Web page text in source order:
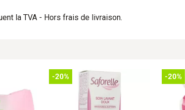
la TVA - Hors frais de livraison.
-20% -20%